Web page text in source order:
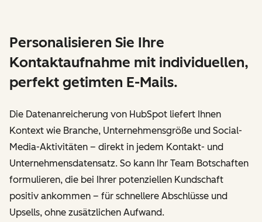
Personalisieren Sie Ihre
Kontaktaufnahme mit individuellen,
perfekt getimten E-Mails.
Die Datenanreicherung von HubSpot liefert Ihnen
Kontext wie Branche, Unternehmensgröße und Social-
Media-Aktivitäten – direkt in jedem Kontakt- und
Unternehmensdatensatz. So kann Ihr Team Botschaften
formulieren, die bei Ihrer potenziellen Kundschaft
positiv ankommen – für schnellere Abschlüsse und
Upsells, ohne zusätzlichen Aufwand.